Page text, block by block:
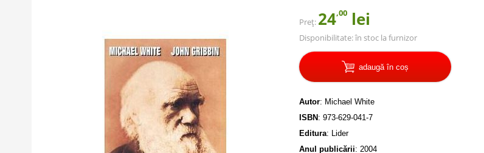
Preț: 24,00 lei
Disponibilitate:în stoc la furnizor
adaugă în coș
Autor: Michael White
ISBN : 973-629-041-7
Editura: Lider
Anul publicării: 2004